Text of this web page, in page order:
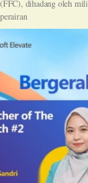
(FFC), dihadang oleh
perairan